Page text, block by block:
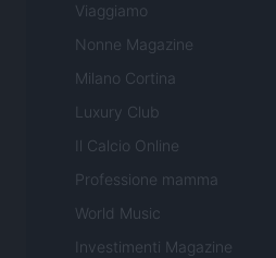
Viaggiamo
Nonne Magazine
Milano Cortina
Luxury Club
Il Calcio Online
Professione mamma
World Music
Investimenti Magazine